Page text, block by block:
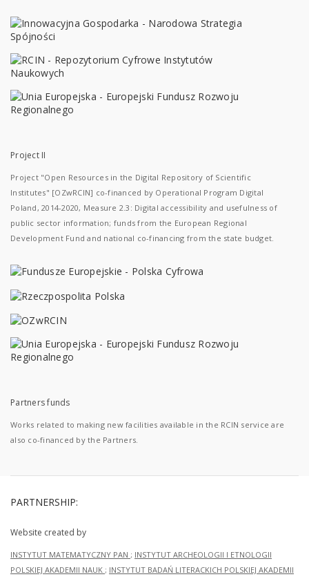
Project II
Project "Open Resources in the Digital Repository of Scientific
Institutes" [OZwRCIN] co-financed by Operational Program Digital
Poland, 2014-2020, Measure 2.3: Digital accessibility and usefulness of
public sector information; funds from the European Regional
Development Fund and national co-financing from the state budget.
Partners funds
Works related to making new facilities available in the RCIN service are
also co-financed by the Partners.
PARTNERSHIP:
Website created by
INSTYTUT MATEMATYCZNY PAN ; INSTYTUT ARCHEOLOGII I ETNOLOGII
POLSKIEJ AKADEMII NAUK ; INSTYTUT BADAŃ LITERACKICH POLSKIEJ AKADEMII